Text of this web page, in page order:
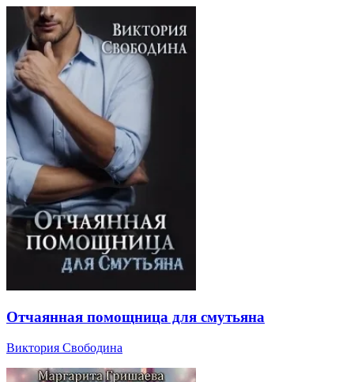
Отчаянная помощница для смутьяна
Виктория Свободина